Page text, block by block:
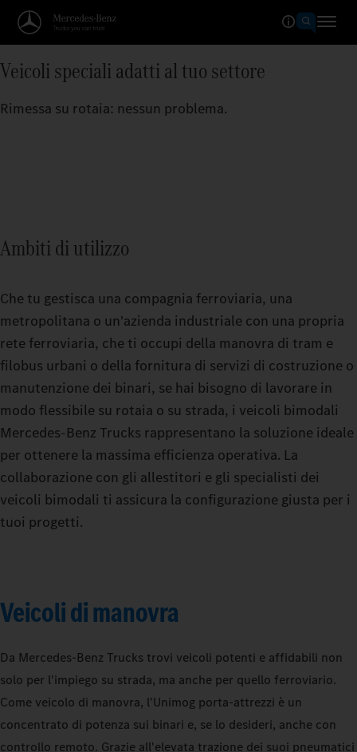
Veicoli speciali adatti al tuo settore
Rimessa su rotaia: nessun problema.
Ambiti di utilizzo
Che tu gestisca una compagnia ferroviaria, una
metropolitana o un'azienda industriale con una propria
rete ferroviaria, che ti occupi della manovra di tram e
filobus urbani o della fornitura di servizi di costruzione o
manutenzione dei binari, se hai bisogno di lavorare in
modo flessibile su rotaia o su strada, i veicoli bimodali
Mercedes‑Benz Trucks rappresentano la soluzione ideale
per ottenere la massima efficienza operativa. La
collaborazione con gli allestitori e gli specialisti dei
veicoli bimodali ti assicura la configurazione giusta per i
tuoi progetti.
Veicoli di manovra
Da Mercedes‑Benz Trucks trovi veicoli potenti e affidabili non
solo per l'impiego su strada, ma anche per quello ferroviario.
Come veicolo di manovra, l'Unimog porta-attrezzi è un
concentrato di potenza sui binari e, se lo desideri, anche con
controllo remoto. Grazie all'elevata trazione dei suoi pneumatici